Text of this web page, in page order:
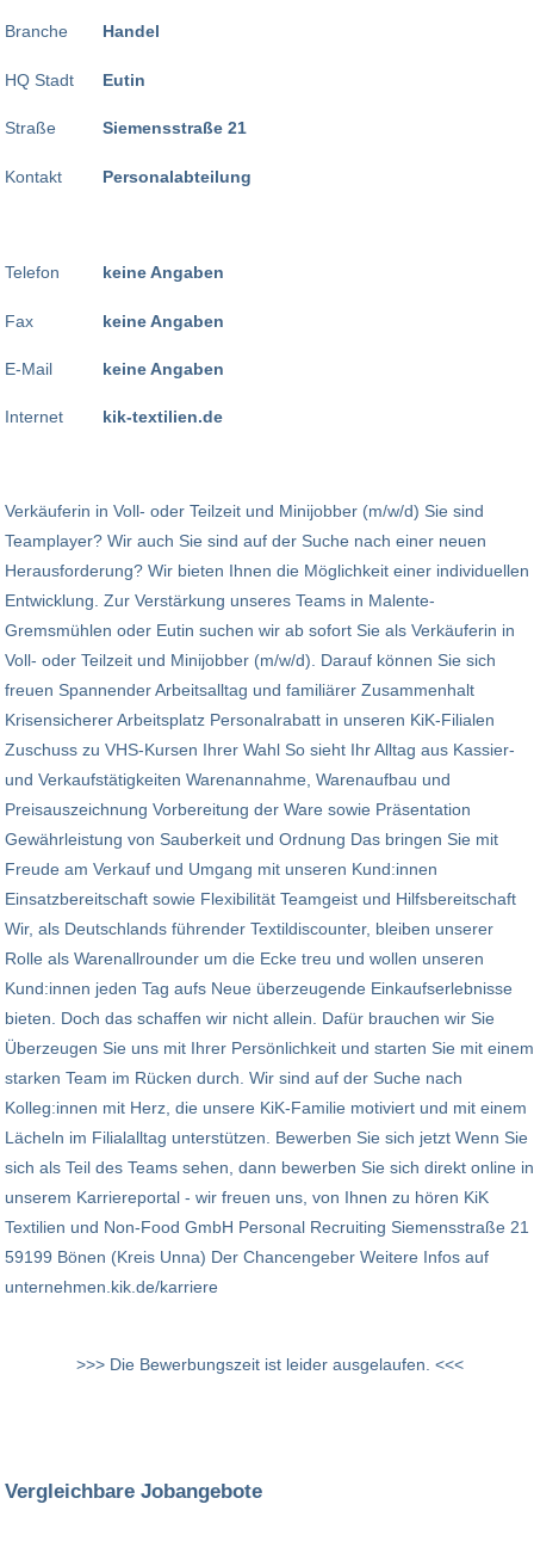
Branche
HQ Stadt
Straße
Kontakt
Telefon
Fax
E-Mail
Internet
Handel
Eutin
Siemensstraße 21
Personalabteilung
keine Angaben
keine Angaben
keine Angaben
kik-textilien.de
Verkäuferin in Voll- oder Teilzeit und Minijobber (m/w/d) Sie sind
Teamplayer? Wir auch Sie sind auf der Suche nach einer neuen
Herausforderung? Wir bieten Ihnen die Möglichkeit einer individuellen
Entwicklung. Zur Verstärkung unseres Teams in Malente-
Gremsmühlen oder Eutin suchen wir ab sofort Sie als Verkäuferin in
Voll- oder Teilzeit und Minijobber (m/w/d). Darauf können Sie sich
freuen Spannender Arbeitsalltag und familiärer Zusammenhalt
Krisensicherer Arbeitsplatz Personalrabatt in unseren KiK-Filialen
Zuschuss zu VHS-Kursen Ihrer Wahl So sieht Ihr Alltag aus Kassier-
und Verkaufstätigkeiten Warenannahme, Warenaufbau und
Preisauszeichnung Vorbereitung der Ware sowie Präsentation
Gewährleistung von Sauberkeit und Ordnung Das bringen Sie mit
Freude am Verkauf und Umgang mit unseren Kund:innen
Einsatzbereitschaft sowie Flexibilität Teamgeist und Hilfsbereitschaft
Wir, als Deutschlands führender Textildiscounter, bleiben unserer
Rolle als Warenallrounder um die Ecke treu und wollen unseren
Kund:innen jeden Tag aufs Neue überzeugende Einkaufserlebnisse
bieten. Doch das schaffen wir nicht allein. Dafür brauchen wir Sie
Überzeugen Sie uns mit Ihrer Persönlichkeit und starten Sie mit einem
starken Team im Rücken durch. Wir sind auf der Suche nach
Kolleg:innen mit Herz, die unsere KiK-Familie motiviert und mit einem
Lächeln im Filialalltag unterstützen. Bewerben Sie sich jetzt Wenn Sie
sich als Teil des Teams sehen, dann bewerben Sie sich direkt online in
unserem Karriereportal - wir freuen uns, von Ihnen zu hören KiK
Textilien und Non-Food GmbH Personal Recruiting Siemensstraße 21
59199 Bönen (Kreis Unna) Der Chancengeber Weitere Infos auf
unternehmen.kik.de/karriere
>>> Die Bewerbungszeit ist leider ausgelaufen. <<<
Vergleichbare Jobangebote